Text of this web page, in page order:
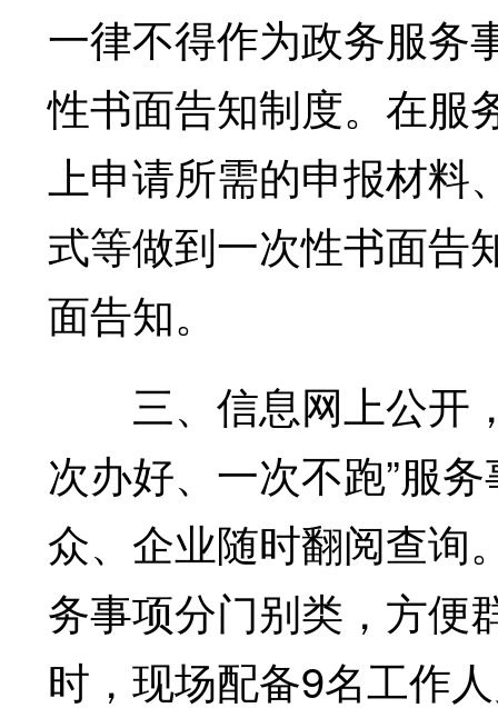
一律不得作为政务服务
性书面告知制度。在服
上申请所需的申报材料
式等做到一次性书面告
面告知。
三、信息网上公开，
次办好、一次不跑”服
众、企业随时翻阅查询
务事项分门别类，方便
时，现场配备9名工作